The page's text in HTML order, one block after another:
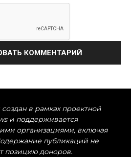
в рамках проектной
и поддерживается
организациями, включая
публикаций не
позицию доноров.